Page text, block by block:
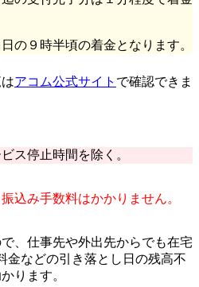
の９時半頃の着金となります。
アコム公式サイト で確認できま
ス停止時間を除く。
込み手数料はかかりません。
、仕事先や外出先からでも在宅
金などの引き落とし日の残高不
ります。